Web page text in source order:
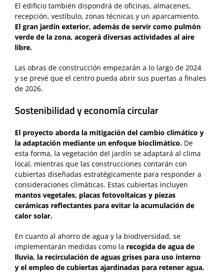
El edificio también dispondrá de oficinas, almacenes,
recepción, vestíbulo, zonas técnicas y un aparcamiento.
El gran jardín exterior, además de servir como pulmón
verde de la zona, acogerá diversas actividades al aire
libre.
Las obras de construcción empezarán a lo largo de 2024
y se prevé que el centro pueda abrir sus puertas a finales
de 2026.
Sostenibilidad y economía circular
El proyecto aborda la mitigación del cambio climático y
la adaptación mediante un enfoque bioclimático.De
esta forma, la vegetación del jardín se adaptará al clima
local, mientras que las construcciones contarán con
cubiertas diseñadas estratégicamente para responder a
consideraciones climáticas. Estas cubiertas incluyen
mantos vegetales, placas fotovoltaicas y piezas
cerámicas reflectantes para evitar la acumulación de
calor solar.
En cuanto al ahorro de agua y la biodiversidad, se
implementarán medidas como la recogida de agua de
lluvia, la recirculación de aguas grises para uso interno
y el empleo de cubiertas ajardinadas para retener agua.